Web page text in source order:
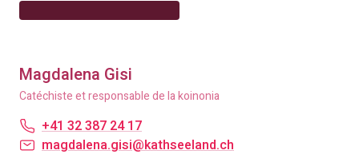
Magdalena Gisi
Catéchiste et responsable de la koinonia
+41 32 387 24 17
magdalena.gisi@kathseeland.ch